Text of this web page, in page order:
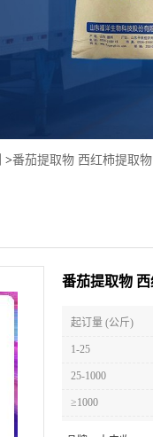
>番茄提取物 西红柿提取
番茄提取物
起订量 (公斤)
1-25
25-1000
≥1000